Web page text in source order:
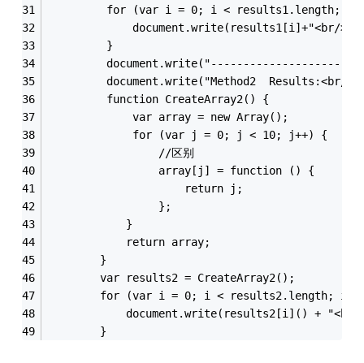
for (var i = 0; i < results1.length;
document.write(results1[i]+"<br/
         }
document.write("Method2  Results:<br/
         function CreateArray2() {
             var array = new Array();
             for (var j = 0; j < 10; j++) {
                 //区别
                 array[j] = function () {
                     return j;
                 };
            }
            return array;
        }
        var results2 = CreateArray2();
for (var i = 0; i < results2.length;
document.write(results2[i]() + "<br/
        }